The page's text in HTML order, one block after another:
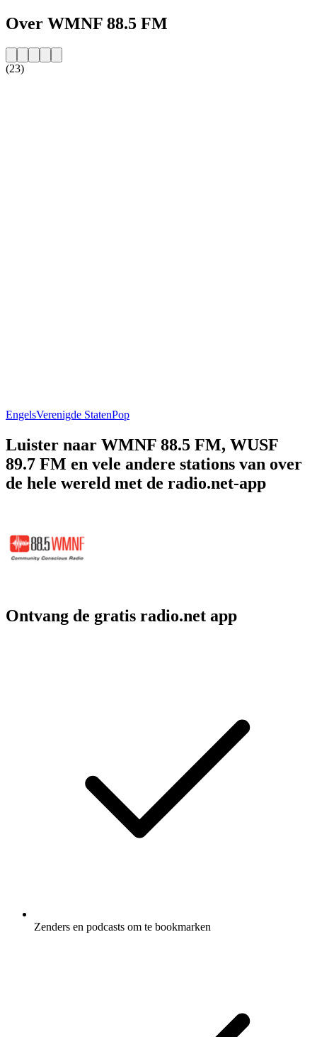
Over WMNF 88.5 FM
(23)
EngelsVerenigde StatenPop
Luister naar WMNF 88.5 FM, WUSF
89.7 FM en vele andere stations van over
de hele wereld met de radio.net-app
Ontvang de gratis radio.net app
Zenders en podcasts om te bookmarken